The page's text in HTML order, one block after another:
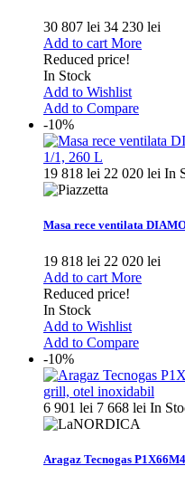
30 807 lei 34 230 lei
Add to cart More
Reduced price!
In Stock
Add to Wishlist
Add to Compare
-10%
19 818 lei 22 020 lei In
Masa rece ventilata
19 818 lei 22 020 lei
Add to cart More
Reduced price!
In Stock
Add to Wishlist
Add to Compare
-10%
6 901 lei 7 668 lei In
Aragaz Tecnogas